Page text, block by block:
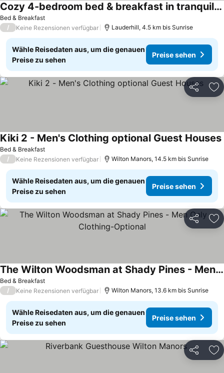
Bed & Breakfast
Cozy 4-bedroom bed & breakfast in tranquil Lauderhill with AC
Preise sehen
/ Keine Rezensionen verfügbar Lauderhill, 4.5 km bis Sunrise
Wähle Reisedaten aus, um die genauen
Preise zu sehen
Preise sehen
Teilen
Bed & Breakfast
Kiki 2 - Men's Clothing optional Guest Houses
/ Keine Rezensionen verfügbar Wilton Manors, 14.5 km bis Sunrise
Wähle Reisedaten aus, um die genauen
Preise zu sehen
Preise sehen
Teilen
Bed & Breakfast
The Wilton Woodsman at Shady Pines - Men Only - Clothing-Optional
Preise sehen
/ Keine Rezensionen verfügbar Wilton Manors, 13.6 km bis Sunrise
Wähle Reisedaten aus, um die genauen
Preise zu sehen
Preise sehen
Teilen